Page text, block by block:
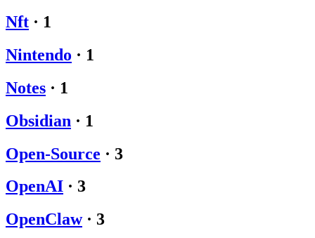
Nft · 1
Nintendo · 1
Notes · 1
Obsidian · 1
Open-Source · 3
OpenAI · 3
OpenClaw · 3